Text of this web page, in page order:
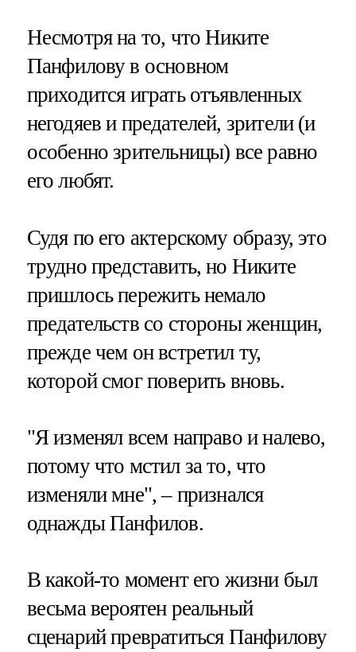
Несмотря на то, что Никите
Панфилову в основном
приходится играть отъявленных
негодяев и предателей, зрители (и
особенно зрительницы) все равно
его любят.
Судя по его актерскому образу, это
трудно представить, но Никите
пришлось пережить немало
предательств со стороны женщин,
прежде чем он встретил ту,
которой смог поверить вновь.
"Я изменял всем направо и налево,
потому что мстил за то, что
изменяли мне", – признался
однажды Панфилов.
В какой-то момент его жизни был
весьма вероятен реальный
сценарий превратиться Панфилову